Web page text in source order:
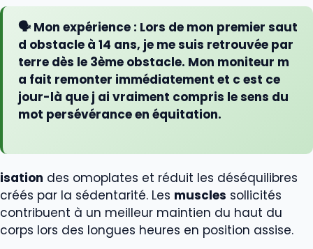
🗣️ Mon expérience : Lors de mon premier saut
d obstacle à 14 ans, je me suis retrouvée par
terre dès le 3ème obstacle. Mon moniteur m
a fait remonter immédiatement et c est ce
jour-là que j ai vraiment compris le sens du
mot persévérance en équitation.
isation des omoplates et réduit les déséquilibres
créés par la sédentarité. Les muscles sollicités
contribuent à un meilleur maintien du haut du
corps lors des longues heures en position assise.